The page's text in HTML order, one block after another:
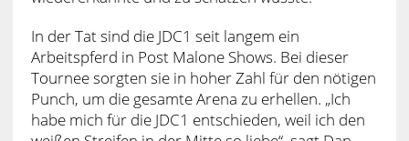
In der Tat sind die JDC1 seit langem ein
Arbeitspferd in Post Malone Shows. Bei dieser
Tournee sorgten sie in hoher Zahl für den nötigen
Punch, um die gesamte Arena zu erhellen. „Ich
habe mich für die JDC1 entschieden, weil ich den